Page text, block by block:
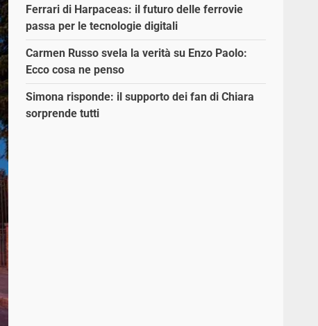
Ferrari di Harpaceas: il futuro delle ferrovie
passa per le tecnologie digitali
Carmen Russo svela la verità su Enzo Paolo:
Ecco cosa ne penso
Simona risponde: il supporto dei fan di Chiara
sorprende tutti